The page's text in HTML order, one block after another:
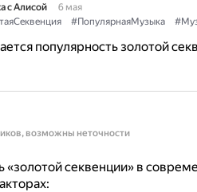
с Алисой
6 мая
#ПопулярнаяМузыка
популярность золотой
возможны неточности
«золотой секвенции» в